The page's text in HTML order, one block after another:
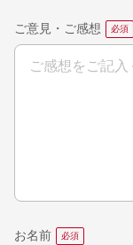
ご意見・ご感想
お名前